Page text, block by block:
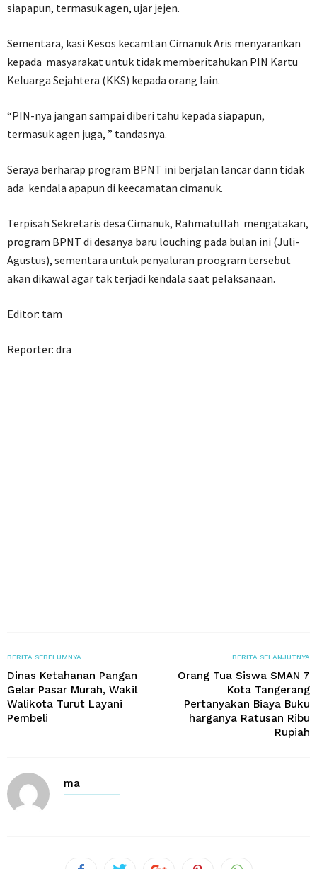
siapapun, termasuk agen, ujar jejen.
Sementara, kasi Kesos kecamtan Cimanuk Aris menyarankan
kepada masyarakat untuk tidak memberitahukan PIN Kartu
Keluarga Sejahtera (KKS) kepada orang lain.
“PIN-nya jangan sampai diberi tahu kepada siapapun,
termasuk agen juga, ” tandasnya.
Seraya berharap program BPNT ini berjalan lancar dann tidak
ada kendala apapun di keecamatan cimanuk.
Terpisah Sekretaris desa Cimanuk, Rahmatullah mengatakan,
program BPNT di desanya baru louching pada bulan ini (Juli-
Agustus), sementara untuk penyaluran proogram tersebut
akan dikawal agar tak terjadi kendala saat pelaksanaan.
Editor: tam
Reporter: dra
BERITA SEBELUMNYA
Dinas Ketahanan Pangan
Gelar Pasar Murah, Wakil
Walikota Turut Layani
Pembeli
BERITA SELANJUTNYA
Orang Tua Siswa SMAN 7
Kota Tangerang
Pertanyakan Biaya Buku
harganya Ratusan Ribu
Rupiah
ma